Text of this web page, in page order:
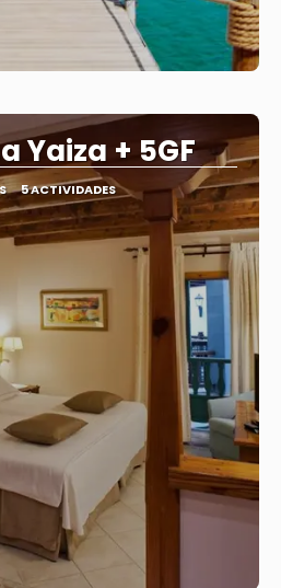
Yaiza + 5GF
5 ACTIVIDADES